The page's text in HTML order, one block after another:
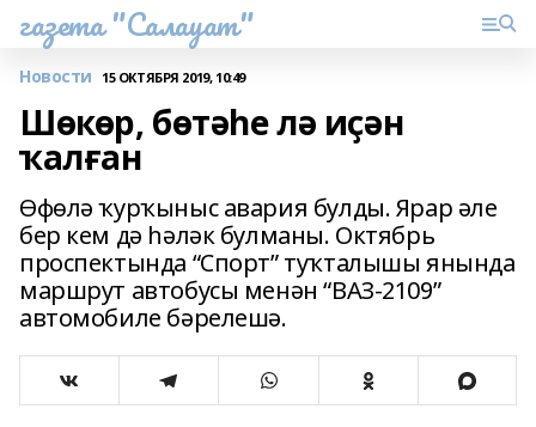
газета "Салауат"
Новости 15 ОКТЯБРЯ 2019, 10:49
Шөкөр, бөтәһе лә иҫән
ҡалған
Өфөлә ҡурҡыныс авария булды. Ярар әле
бер кем дә һәләк булманы. Октябрь
проспектында “Спорт” туҡталышы янында
маршрут автобусы менән “ВАЗ-2109”
автомобиле бәрелешә.